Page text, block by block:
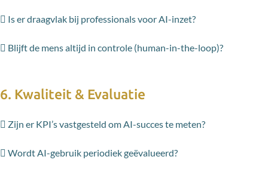
 Is er draagvlak bij professionals voor AI-inzet?
 Blijft de mens altijd in controle (human-in-the-loop)?
6. Kwaliteit & Evaluatie
 Zijn er KPI’s vastgesteld om AI-succes te meten?
 Wordt AI-gebruik periodiek geëvalueerd?